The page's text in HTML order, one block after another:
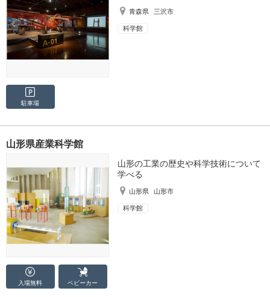
青森県 三沢市
科学館
駐車場
山形県産業科学館
山形の工業の歴史や科学技術について
学べる
山形県 山形市
科学館
入場無料 ベビーカー